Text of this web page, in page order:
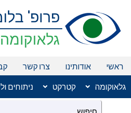
לתוכן
פרופ'
ראשי אודותינו צרו קשר
גלאוקומה קטרקט ניתוחים